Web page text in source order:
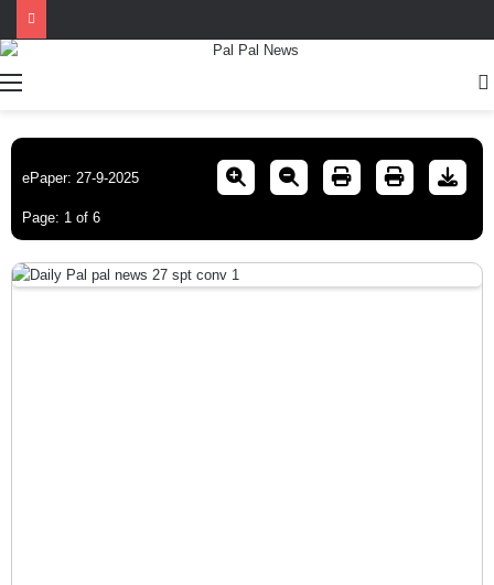
ePaper: 27-9-2025
Page: 1 of 6